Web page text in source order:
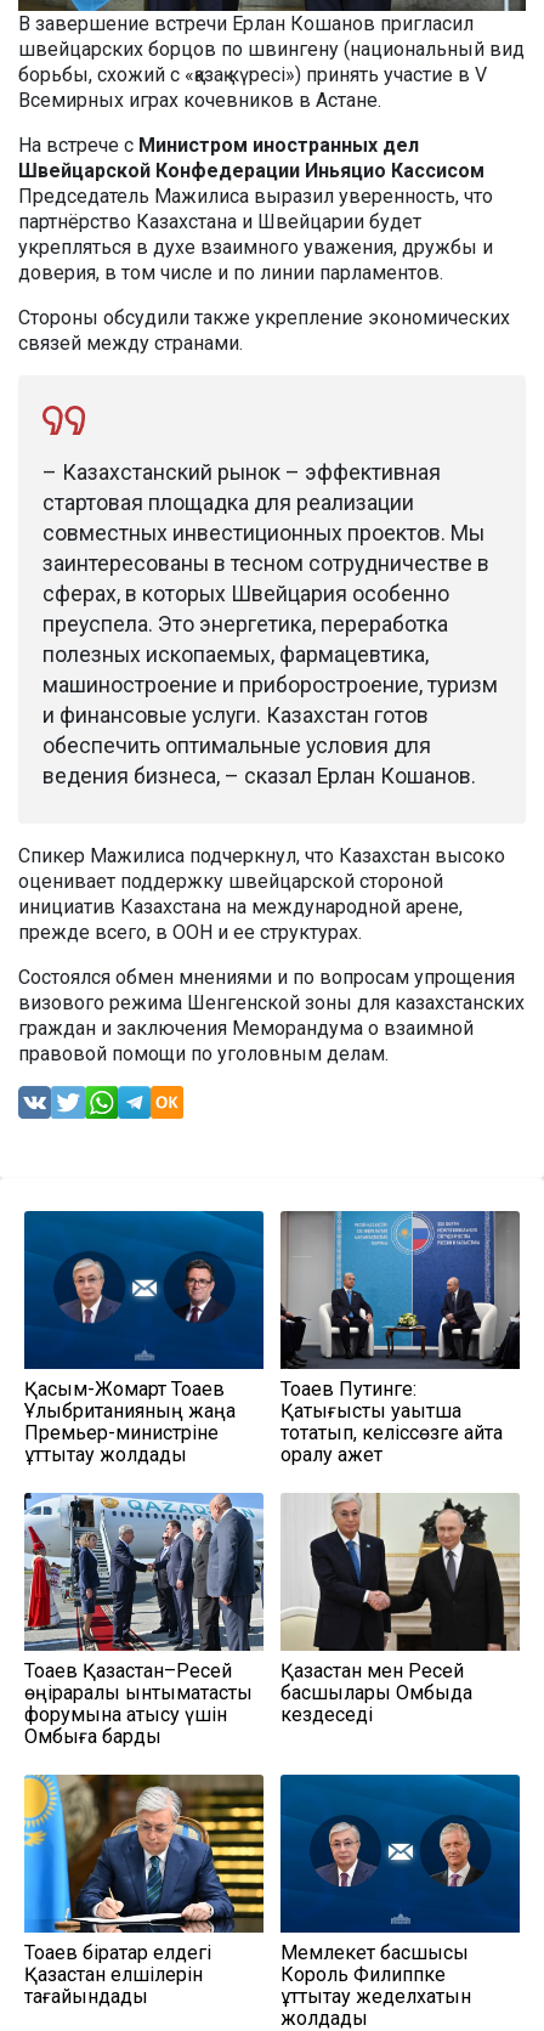
В завершение встречи Ерлан Кошанов пригласил
швейцарских борцов по швингену (национальный вид
борьбы, схожий с «қазақ күресі») принять участие в V
Всемирных играх кочевников в Астане.
На встрече с Министром иностранных дел
Швейцарской Конфедерации Иньяцио Кассисом
Председатель Мажилиса выразил уверенность, что
партнёрство Казахстана и Швейцарии будет
укрепляться в духе взаимного уважения, дружбы и
доверия, в том числе и по линии парламентов.
Стороны обсудили также укрепление экономических
связей между странами.
– Казахстанский рынок – эффективная
стартовая площадка для реализации
совместных инвестиционных проектов. Мы
заинтересованы в тесном сотрудничестве в
сферах, в которых Швейцария особенно
преуспела. Это энергетика, переработка
полезных ископаемых, фармацевтика,
машиностроение и приборостроение, туризм
и финансовые услуги. Казахстан готов
обеспечить оптимальные условия для
ведения бизнеса, – сказал Ерлан Кошанов.
Спикер Мажилиса подчеркнул, что Казахстан высоко
оценивает поддержку швейцарской стороной
инициатив Казахстана на международной арене,
прежде всего, в ООН и ее структурах.
Состоялся обмен мнениями и по вопросам упрощения
визового режима Шенгенской зоны для казахстанских
граждан и заключения Меморандума о взаимной
правовой помощи по уголовным делам.
Қасым-Жомарт Тоқаев
Ұлыбританияның жаңа
Премьер-министріне
құттықтау жолдады
Тоқаев Путинге:
Қақтығысты уақытша
тоқтатып, келіссөзге қайта
оралу қажет
Тоқаев Қазақстан–Ресей
өңіраралық ынтымақтастық
форумына қатысу үшін
Омбыға барды
Қазақстан мен Ресей
басшылары Омбыда
кездеседі
Тоқаев бірқатар елдегі
Қазақстан елшілерін
тағайындады
Мемлекет басшысы
Король Филиппке
құттықтау жеделхатын
жолдады